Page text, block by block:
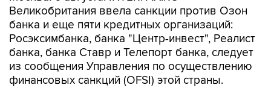
Великобритания ввела санкции против Озон
банка и еще пяти кредитных организаций:
Росэксимбанка, банка "Центр-инвест", Реалист
банка, банка Ставр и Телепорт банка, следует
из сообщения Управления по осуществлению
финансовых санкций (OFSI) этой страны.